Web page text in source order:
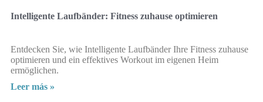
Intelligente Laufbänder: Fitness zuhause optimieren
Entdecken Sie, wie Intelligente Laufbänder Ihre Fitness zuhause
optimieren und ein effektives Workout im eigenen Heim
ermöglichen.
Leer más »